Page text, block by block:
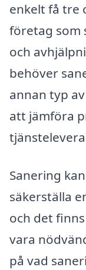
enkelt få tre
företag som
och
behöver
annan typ
att jämföra
Sanering
säkerställa
och det
vara
på vad